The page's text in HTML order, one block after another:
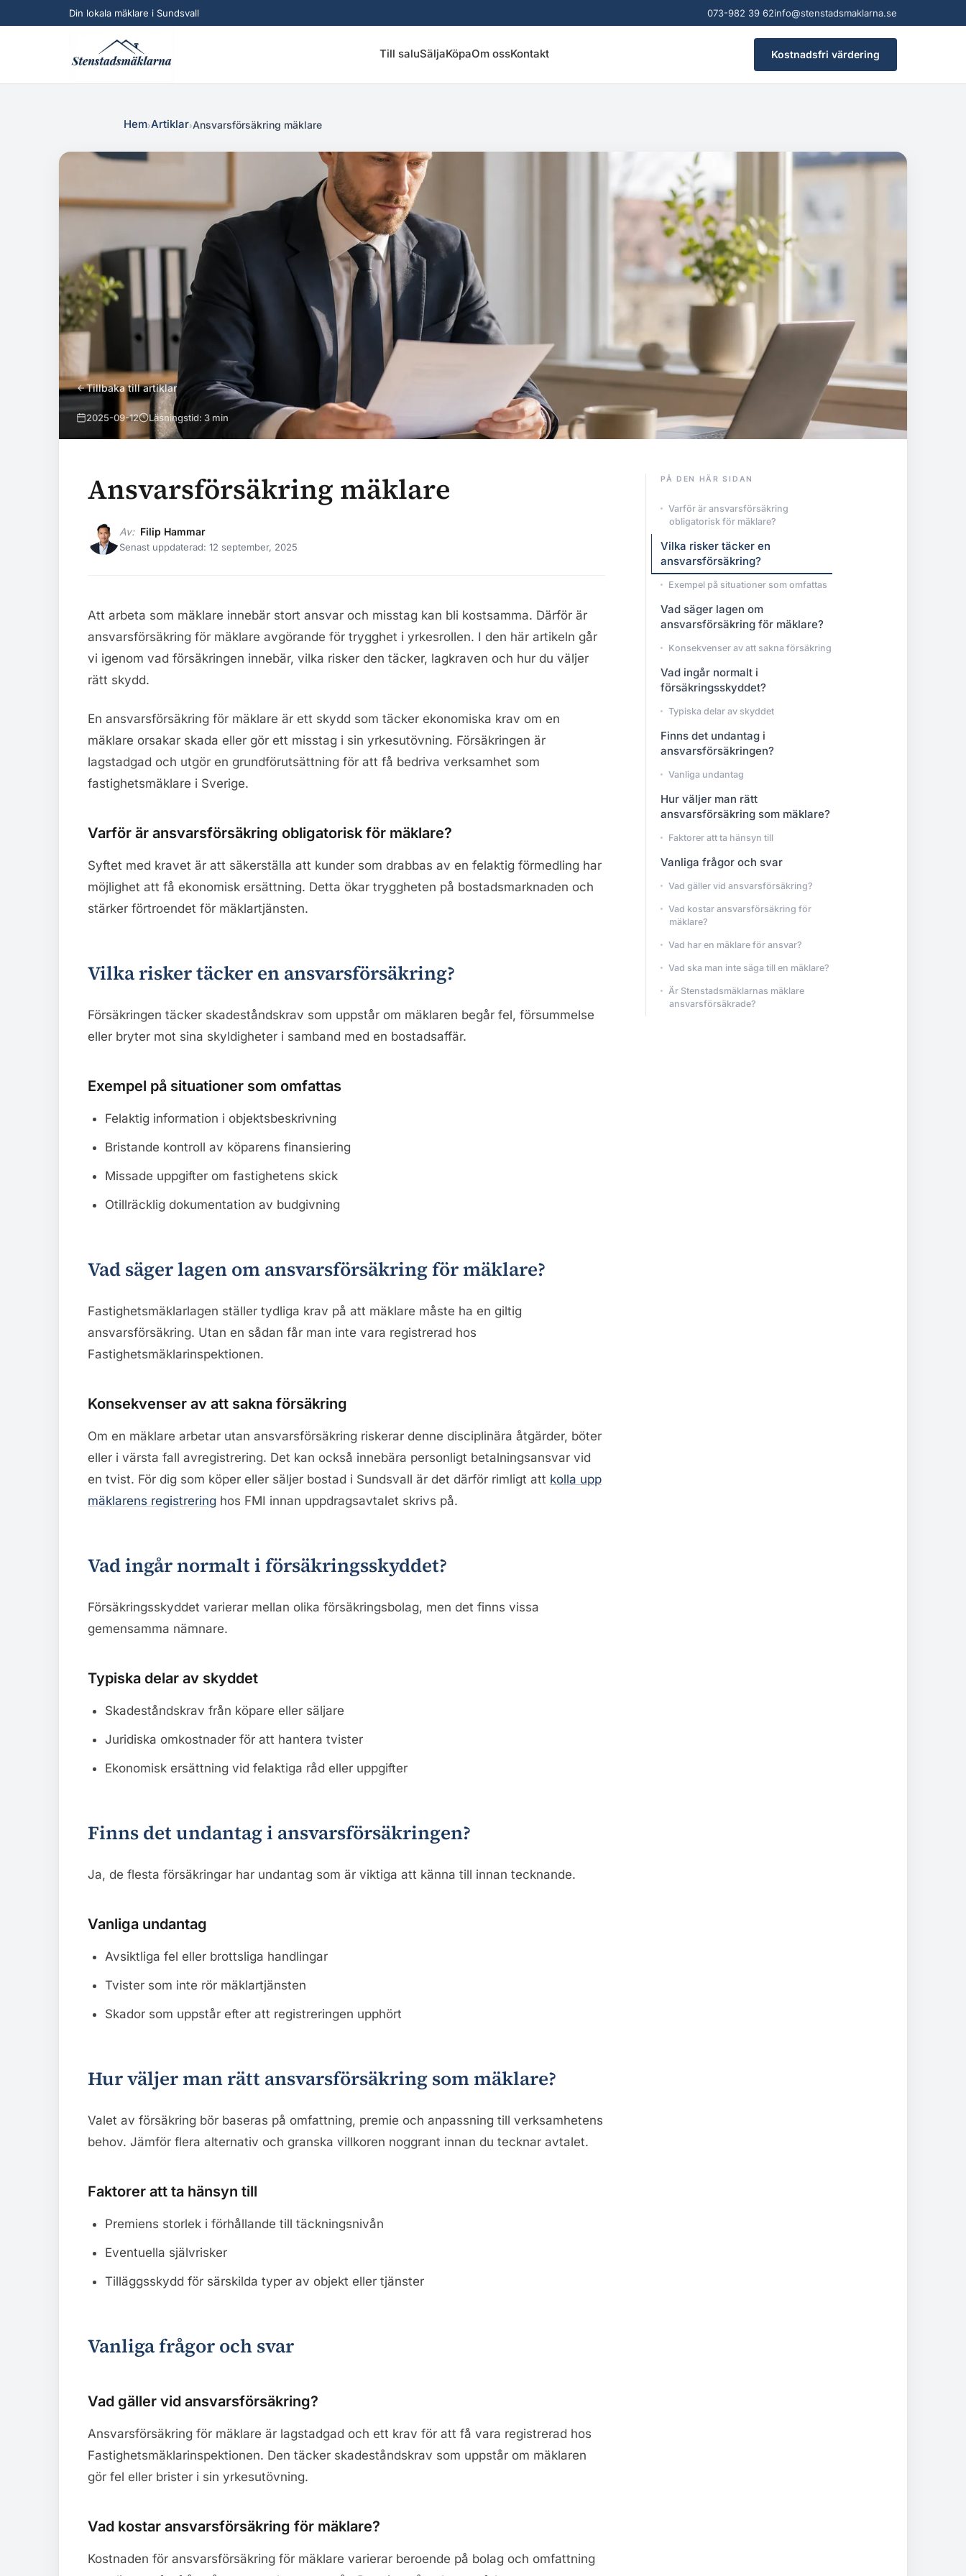
Din lokala mäklare i Sundsvall 073-982 39 62info@stenstadsmaklarna.se
Till saluSäljaKöpaOm ossKontakt Kostnadsfri värdering
Hem›Artiklar›Ansvarsförsäkring mäklare
Tillbaka till artiklar
2025-09-12 Läsningstid: 3 min
Ansvarsförsäkring mäklare
Av: Filip Hammar
Senast uppdaterad: 12 september, 2025
Att arbeta som mäklare innebär stort ansvar och misstag kan bli kostsamma. Därför är
ansvarsförsäkring för mäklare avgörande för trygghet i yrkesrollen. I den här artikeln går
vi igenom vad försäkringen innebär, vilka risker den täcker, lagkraven och hur du väljer
rätt skydd.
En ansvarsförsäkring för mäklare är ett skydd som täcker ekonomiska krav om en
mäklare orsakar skada eller gör ett misstag i sin yrkesutövning. Försäkringen är
lagstadgad och utgör en grundförutsättning för att få bedriva verksamhet som
fastighetsmäklare i Sverige.
Varför är ansvarsförsäkring obligatorisk för mäklare?
Syftet med kravet är att säkerställa att kunder som drabbas av en felaktig förmedling har
möjlighet att få ekonomisk ersättning. Detta ökar tryggheten på bostadsmarknaden och
stärker förtroendet för mäklartjänsten.
Vilka risker täcker en ansvarsförsäkring?
Försäkringen täcker skadeståndskrav som uppstår om mäklaren begår fel, försummelse
eller bryter mot sina skyldigheter i samband med en bostadsaffär.
Exempel på situationer som omfattas
Felaktig information i objektsbeskrivning
Bristande kontroll av köparens finansiering
Missade uppgifter om fastighetens skick
Otillräcklig dokumentation av budgivning
Vad säger lagen om ansvarsförsäkring för mäklare?
Fastighetsmäklarlagen ställer tydliga krav på att mäklare måste ha en giltig
ansvarsförsäkring. Utan en sådan får man inte vara registrerad hos
Fastighetsmäklarinspektionen.
Konsekvenser av att sakna försäkring
Om en mäklare arbetar utan ansvarsförsäkring riskerar denne disciplinära åtgärder, böter
eller i värsta fall avregistrering. Det kan också innebära personligt betalningsansvar vid
en tvist. För dig som köper eller säljer bostad i Sundsvall är det därför rimligt att kolla upp
mäklarens registrering hos FMI innan uppdragsavtalet skrivs på.
Vad ingår normalt i försäkringsskyddet?
Försäkringsskyddet varierar mellan olika försäkringsbolag, men det finns vissa
gemensamma nämnare.
Typiska delar av skyddet
Skadeståndskrav från köpare eller säljare
Juridiska omkostnader för att hantera tvister
Ekonomisk ersättning vid felaktiga råd eller uppgifter
Finns det undantag i ansvarsförsäkringen?
Ja, de flesta försäkringar har undantag som är viktiga att känna till innan tecknande.
Vanliga undantag
Avsiktliga fel eller brottsliga handlingar
Tvister som inte rör mäklartjänsten
Skador som uppstår efter att registreringen upphört
Hur väljer man rätt ansvarsförsäkring som mäklare?
Valet av försäkring bör baseras på omfattning, premie och anpassning till verksamhetens
behov. Jämför flera alternativ och granska villkoren noggrant innan du tecknar avtalet.
Faktorer att ta hänsyn till
Premiens storlek i förhållande till täckningsnivån
Eventuella självrisker
Tilläggsskydd för särskilda typer av objekt eller tjänster
Vanliga frågor och svar
Vad gäller vid ansvarsförsäkring?
Ansvarsförsäkring för mäklare är lagstadgad och ett krav för att få vara registrerad hos
Fastighetsmäklarinspektionen. Den täcker skadeståndskrav som uppstår om mäklaren
gör fel eller brister i sin yrkesutövning.
Vad kostar ansvarsförsäkring för mäklare?
Kostnaden för ansvarsförsäkring för mäklare varierar beroende på bolag och omfattning
PÅ DEN HÄR SIDAN
Varför är ansvarsförsäkring
obligatorisk för mäklare?
Vilka risker täcker en
ansvarsförsäkring?
Exempel på situationer som omfattas
Vad säger lagen om
ansvarsförsäkring för mäklare?
Konsekvenser av att sakna försäkring
Vad ingår normalt i
försäkringsskyddet?
Typiska delar av skyddet
Finns det undantag i
ansvarsförsäkringen?
Vanliga undantag
Hur väljer man rätt
ansvarsförsäkring som mäklare?
Faktorer att ta hänsyn till
Vanliga frågor och svar
Vad gäller vid ansvarsförsäkring?
Vad kostar ansvarsförsäkring för
mäklare?
Vad har en mäklare för ansvar?
Vad ska man inte säga till en mäklare?
Är Stenstadsmäklarnas mäklare
ansvarsförsäkrade?